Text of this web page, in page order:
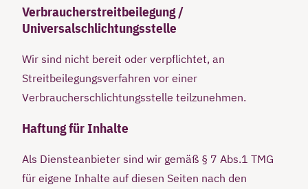
Verbraucherstreitbeilegung /
Universalschlichtungsstelle
Wir sind nicht bereit oder verpflichtet, an
Streitbeilegungsverfahren vor einer
Verbraucherschlichtungsstelle teilzunehmen.
Haftung für Inhalte
Als Diensteanbieter sind wir gemäß § 7 Abs.1 TMG
für eigene Inhalte auf diesen Seiten nach den